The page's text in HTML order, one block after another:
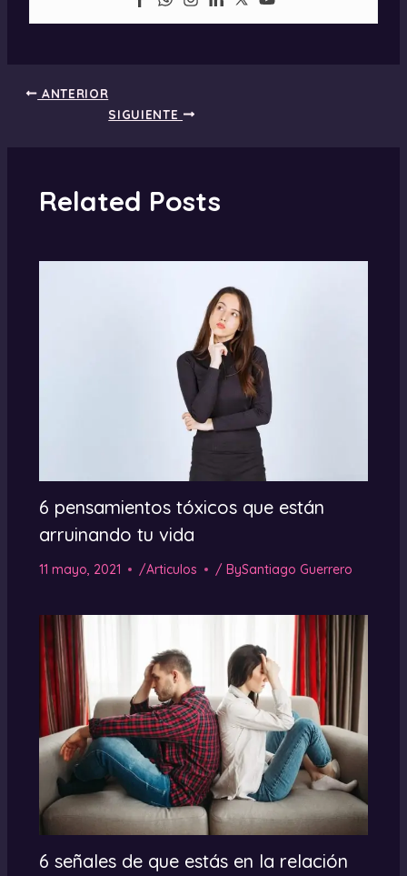
ANTERIOR
SIGUIENTE
Related Posts
6 pensamientos tóxicos que están
arruinando tu vida
11 mayo, 2021 /Articulos / BySantiago Guerrero
6 señales de que estás en la relación